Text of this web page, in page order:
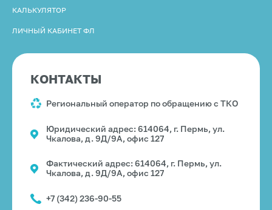
КАЛЬКУЛЯТОР
ЛИЧНЫЙ КАБИНЕТ ФЛ
КОНТАКТЫ
Региональный оператор по обращению с ТКО
Юридический адрес: 614064, г. Пермь, ул.
Чкалова, д. 9Д/9А, офис 127
Фактический адрес: 614064, г. Пермь, ул.
Чкалова, д. 9Д/9А, офис 127
+7 (342) 236-90-55